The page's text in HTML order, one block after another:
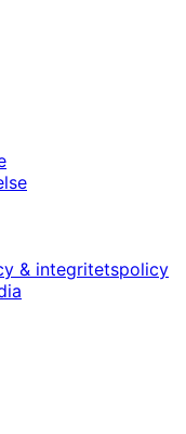
& integritetspolicy